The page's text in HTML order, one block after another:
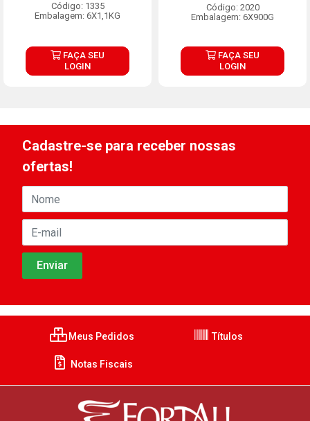
Código: 1335
Embalagem: 6X1,1KG
FAÇA SEU
LOGIN
Código: 2020
Embalagem: 6X900G
FAÇA SEU
LOGIN
Cadastre-se para receber nossas
ofertas!
Meus Pedidos Títulos
Notas Fiscais